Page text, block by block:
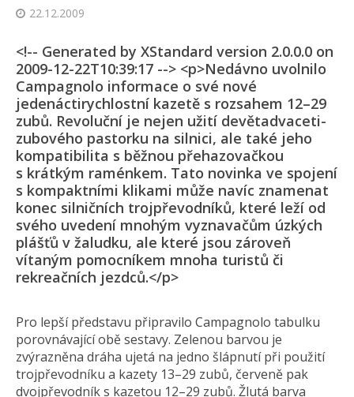
22.12.2009
<!-- Generated by XStandard version 2.0.0.0 on
2009-12-22T10:39:17 --> <p>Nedávno uvolnilo
Campagnolo informace o své nové
jedenáctirychlostní kazetě s rozsahem 12–29
zubů. Revoluční je nejen užití devětadvaceti­
zubového pastorku na silnici, ale také jeho
kompatibilita s běžnou přehazovačkou
s krátkým raménkem. Tato novinka ve spojení
s kompaktními klikami může navíc znamenat
konec silničních trojpřevodníků, které leží od
svého uvedení mnohým vyznavačům úzkých
plášťů v žaludku, ale které jsou zároveň
vítaným pomocníkem mnoha turistů či
rekreačních jezdců.</p>
Pro lepší představu připravilo Campagnolo tabulku
porovnávající obě sestavy. Zelenou barvou je
zvýrazněna dráha ujetá na jedno šlápnutí při použití
trojpřevodníku a kazety 13–29 zubů, červeně pak
dvojpřevodník s kazetou 12–29 zubů. Žlutá barva